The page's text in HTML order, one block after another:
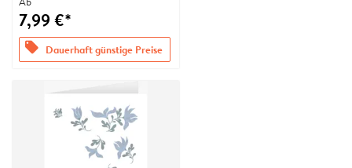
7,99 €*
offers Dauerhaft günstige Preise